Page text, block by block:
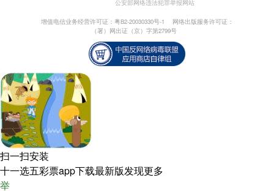
公安部网络违法犯罪举报网站
增值电信业务经营许可证：粤B2-20030330号-1
网络出版服务许可证：
（署）网出证（京）字第2799号
扫一扫安装
十一选五彩票app下载最新版发现更多
举